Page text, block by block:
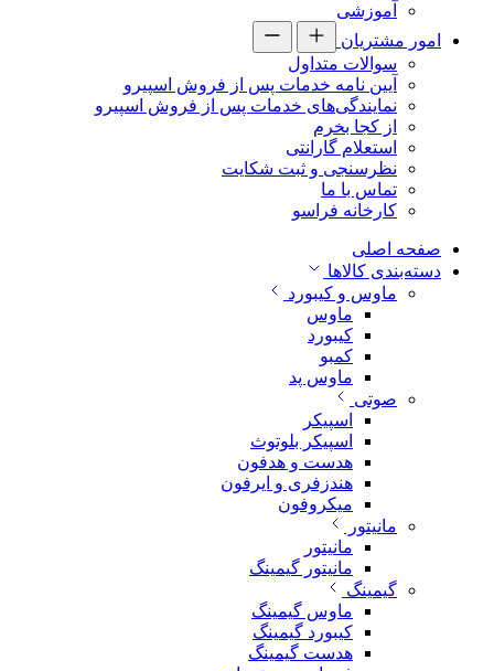
آموزشی
امور مشتریان
سوالات متداول
آیین نامه خدمات پس از فروش اسپیرو
نمایندگی‌های خدمات پس از فروش اسپیرو
از کجا بخرم
استعلام گارانتی
نظرسنجی و ثبت شکایت
تماس با ما
کارخانه فراسو
صفحه اصلی
دسته‌بندی کالاها
ماوس و کیبورد
ماوس
کیبورد
کمبو
ماوس پد
صوتی
اسپیکر
اسپیکر بلوتوث
هدست و هدفون
هندزفری و ایرفون
میکروفون
مانیتور
مانیتور
مانیتور گیمینگ
گیمینگ
ماوس گیمینگ
کیبورد گیمینگ
هدست گیمینگ